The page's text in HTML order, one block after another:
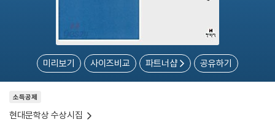
미리보기 사이즈비교 파트너샵 공유하기
소득공제
현대문학상 수상시집